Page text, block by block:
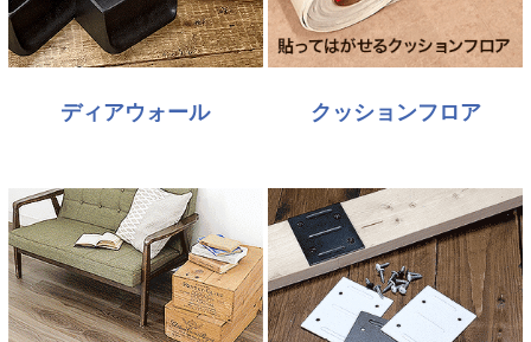
ディアウォール クッションフロア